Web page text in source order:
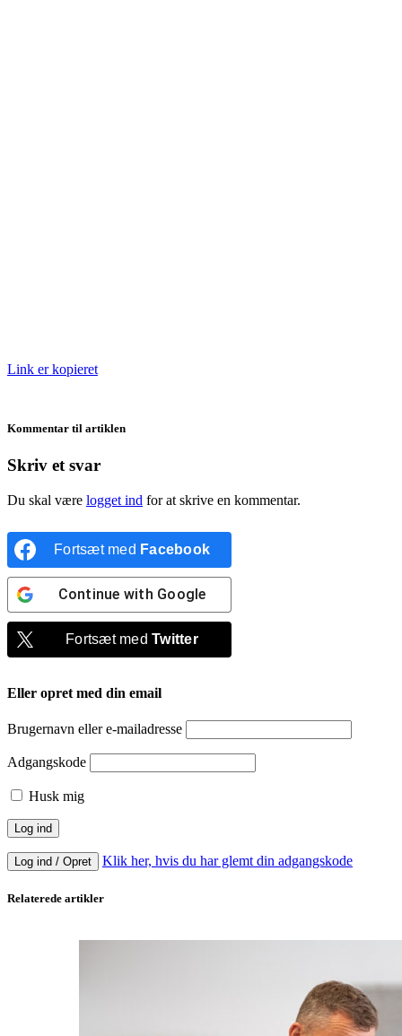
Link er kopieret
Kommentar til artiklen
Skriv et svar
Du skal være logget ind for at skrive en kommentar.
Fortsæt med Facebook
Continue with Google
Fortsæt medTwitter
Eller opret med din email
Brugernavn eller e-mailadresse
Adgangskode
Husk mig
Log ind / Opret Klik her, hvis du har glemt din adgangskode
Relaterede artikler